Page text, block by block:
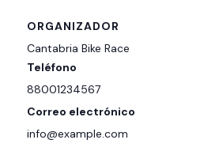
ORGANIZADOR
Cantabria Bike Race
Teléfono
88001234567
Correo electrónico
info@example.com